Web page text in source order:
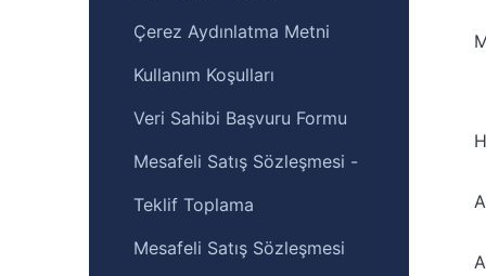
Çerez Aydınlatma Metni
Kullanım Koşulları
Veri Sahibi Başvuru Formu
Mesafeli Satış Sözleşmesi -
Teklif Toplama
Mesafeli Satış Sözleşmesi